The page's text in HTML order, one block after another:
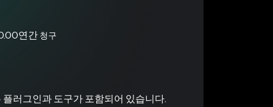
연간 청구
러그인과 도구가 포함되어 있습니다.